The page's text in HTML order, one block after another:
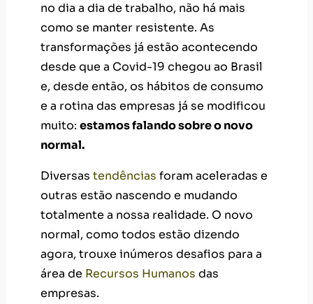
no dia a dia de trabalho, não há mais
como se manter resistente. As
transformações já estão acontecendo
desde que a Covid-19 chegou ao Brasil
e, desde então, os hábitos de consumo
e a rotina das empresas já se modificou
muito: estamos falando sobre o novo
normal.
Diversas tendências foram aceleradas e
outras estão nascendo e mudando
totalmente a nossa realidade. O novo
normal, como todos estão dizendo
agora, trouxe inúmeros desafios para a
área de Recursos Humanos das
empresas.